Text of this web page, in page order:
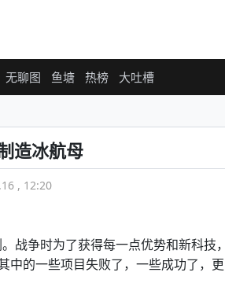
无聊图 鱼塘 热榜 大吐槽
造冰航母
, 12:20
战争时为了获得每一点优势和新科技
中的一些项目失败了，一些成功了，